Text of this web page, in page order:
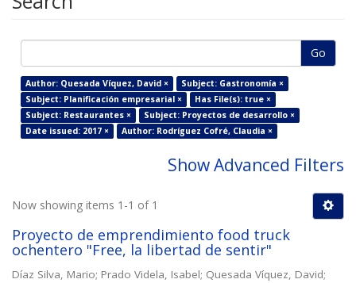
Go
Author: Quesada Víquez, David ×
Subject: Gastronomía ×
Subject: Planificación empresarial ×
Has File(s): true ×
Subject: Restaurantes ×
Subject: Proyectos de desarrollo ×
Date issued: 2017 ×
Author: Rodríguez Cofré, Claudia ×
Show Advanced Filters
Now showing items 1-1 of 1
Proyecto de emprendimiento food truck
ochentero "Free, la libertad de sentir"
Díaz Silva, Mario; Prado Videla, Isabel; Quesada Víquez, David;